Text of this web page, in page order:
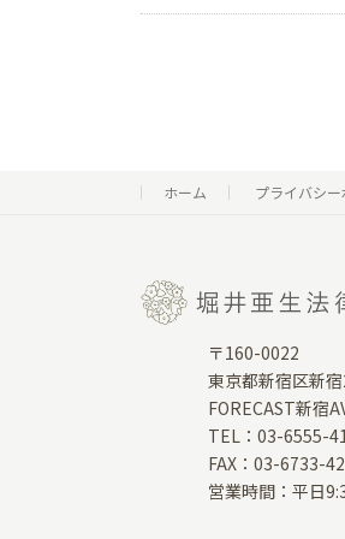
ホーム プライバシ
〒160-0022
東京都新宿区新宿
FORECAST新宿
TEL：03-6555-
FAX：03-6733-
営業時間：平日